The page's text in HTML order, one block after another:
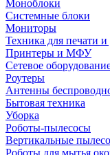
Моноблоки
Системные блоки
Мониторы
Техника для печати и
Принтеры и МФУ
Сетевое
Роутеры
Антенны
Бытовая техника
Уборка
Роботы-пылесосы
Вертикальные
Роботы для мытья